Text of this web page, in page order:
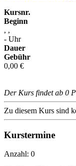
Kursnr.
Beginn
, ,
- Uhr
Dauer
Gebühr
0,00 €
Der Kurs findet ab 0
Zu diesem Kurs sind
Kurstermine
Anzahl: 0